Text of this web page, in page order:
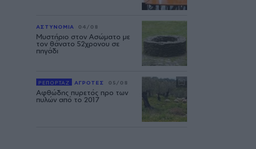
ΑΣΤΥΝΟΜΙΑ 04/08
Μυστήριο στον Ασώματο με
τον θάνατο 52χρονου σε
πηγάδι
ΡΕΠΟΡΤΑΖ ΑΓΡΟΤΕΣ 05/08
Αφθώδης πυρετός προ των
πυλών από το 2017